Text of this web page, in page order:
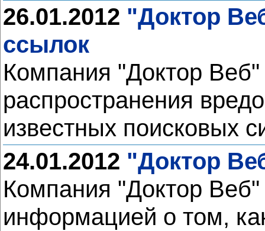
26.01.2012 "Доктор
ссылок
Компания "Доктор
распространения
известных поисковых
24.01.2012 "Доктор
Компания "Доктор Веб"
информацией о том,